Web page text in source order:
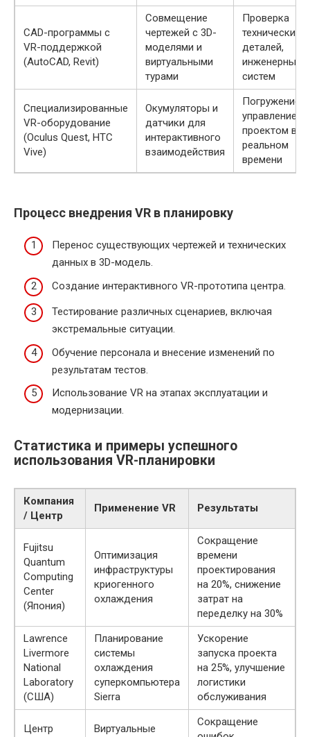
CAD-программы с
VR-поддержкой
(AutoCAD, Revit)
Совмещение
чертежей с 3D-
моделями и
виртуальными
турами
Проверка
технических
деталей,
инженерных
систем
Специализированные
VR-оборудование
(Oculus Quest, HTC
Vive)
Окумуляторы и
датчики для
интерактивного
взаимодействия
Погружение и
управление
проектом в
реальном
времени
Процесс внедрения VR в планировку
Перенос существующих чертежей и технических
данных в 3D-модель.
Создание интерактивного VR-прототипа центра.
Тестирование различных сценариев, включая
экстремальные ситуации.
Обучение персонала и внесение изменений по
результатам тестов.
Использование VR на этапах эксплуатации и
модернизации.
Статистика и примеры успешного
использования VR-планировки
Компания
/ Центр
Применение VR Результаты
Fujitsu
Quantum
Computing
Center
(Япония)
Оптимизация
инфраструктуры
криогенного
охлаждения
Сокращение
времени
проектирования
на 20%, снижение
затрат на
переделку на 30%
Lawrence
Livermore
National
Laboratory
(США)
Планирование
системы
охлаждения
суперкомпьютера
Sierra
Ускорение
запуска проекта
на 25%, улучшение
логистики
обслуживания
Центр Виртуальные
Сокращение